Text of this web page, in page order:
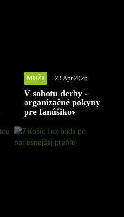
MUŽI 23 Apr 2026
V sobotu derby -
organizačné pokyny
pre fanúšikov